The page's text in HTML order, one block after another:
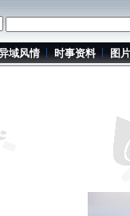
域风情 时事资料 图